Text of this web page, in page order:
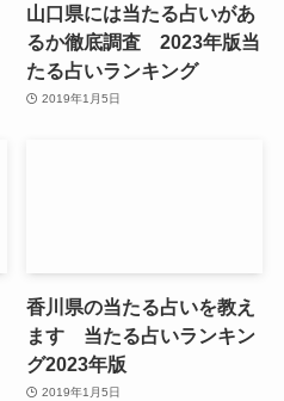
山口県には当たる占いがあ
るか徹底調査 2023年版当
たる占いランキング
2019年1月5日
香川県の当たる占いを教え
ます 当たる占いランキン
グ2023年版
2019年1月5日